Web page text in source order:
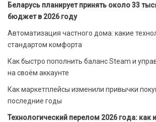
Беларусь планирует принять около 33
бюджет в 2026 году
Автоматизация частного дома: какие
стандартом комфорта
Как быстро пополнить баланс Steam и
на своём аккаунте
Как маркетплейсы изменили привычки
последние годы
Технологический перелом 2026 года: как